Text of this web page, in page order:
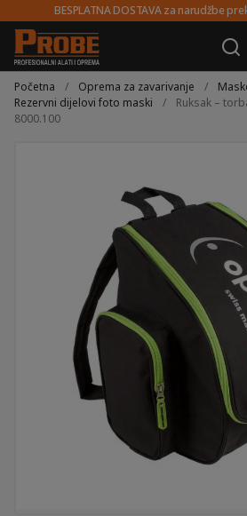
BESPLATNA DOSTAVA za narudžbe
Preskoči
na
navigaciju
Skoči
do
sadržaja
Početna / Oprema za zavarivanje /
Rezervni dijelovi foto maski
/
Ruksak –
8000.100